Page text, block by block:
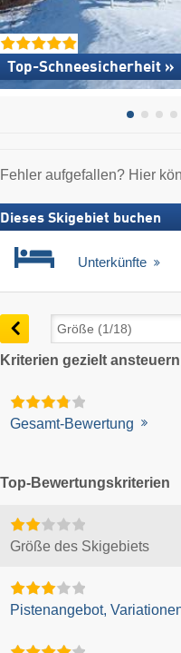
Top-Schneesicherheit »
Fehler aufgefallen? Hier
Dieses Skigebiet buchen
Unterkünfte
Kriterien gezielt ansteuern
Gesamt-Bewertung
Top-Bewertungskriterien
Größe des Skigebiets
Pistenangebot,